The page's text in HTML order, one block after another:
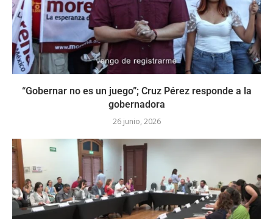
“Gobernar no es un juego”; Cruz Pérez responde a la
gobernadora
26 junio, 2026